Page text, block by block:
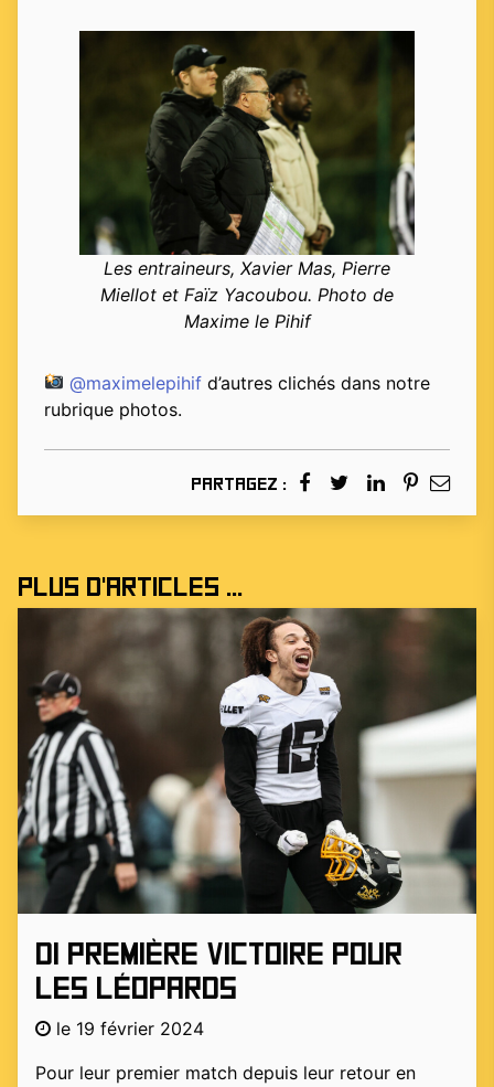
Les entraineurs, Xavier Mas, Pierre
Miellot et Faïz Yacoubou. Photo de
Maxime le Pihif
@maximelepihif d’autres clichés dans notre
rubrique photos.
Partagez :
Plus d'articles ...
D1 Première victoire pour
les Léopards
le 19 février 2024
Pour leur premier match depuis leur retour en